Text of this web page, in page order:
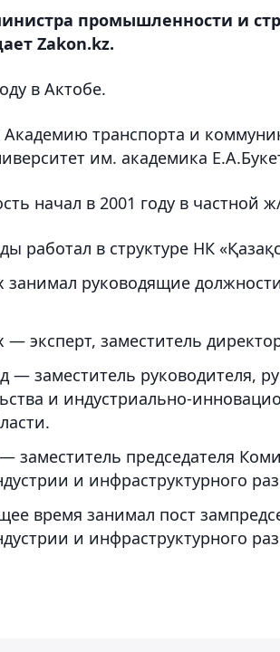
промышленности и
Zakon.kz.
в Актобе.
транспорта и
им. академика
начал в 2001 году в частной
работал в структуре НК
занимал руководящие
— эксперт, заместитель
— заместитель руководителя,
и индустриально-
заместитель председателя
и инфраструктурного
время занимал пост
и инфраструктурного